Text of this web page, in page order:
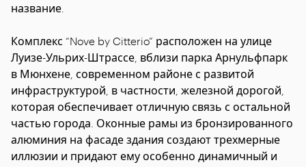
название.
Комплекс “Nove by Citterio” расположен на улице
Луизе-Ульрих-Штрассе, вблизи парка Арнульфпарк
в Мюнхене, современном районе с развитой
инфраструктурой, в частности, железной дорогой,
которая обеспечивает отличную связь с остальной
частью города. Оконные рамы из бронзированного
алюминия на фасаде здания создают трехмерные
иллюзии и придают ему особенно динамичный и